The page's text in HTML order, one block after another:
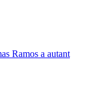
Ramos a autant